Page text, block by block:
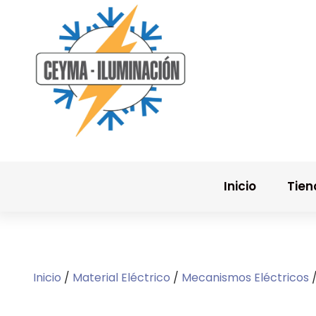
Inicio
Inicio / Material Eléctrico / Mecanismos Eléctricos